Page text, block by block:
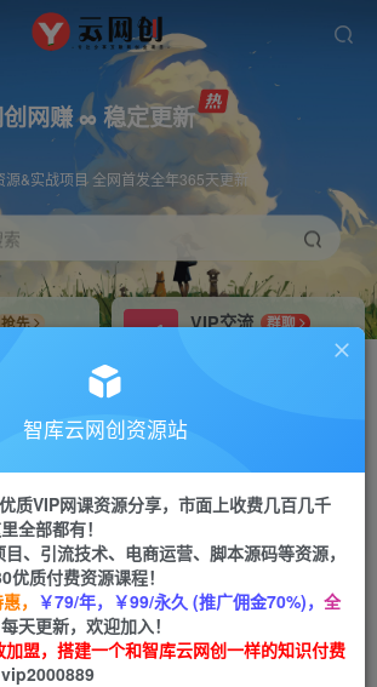
网赚 ∞ 稳定更新
源&实战项目 全网首发全年365天更新
抢先
VIP交流
群聊
研究探讨更多创业项目路子。
广链接
目
新
APP下载
GO
员免费 正文
川课，最新千川实操课，抖音卖
智库云网创资源站
质VIP网课资源分享，市面上收费几百几千
全部都有！
、引流技术、电商运营、脚本源码等资源，
质付费资源课程！
， ￥79/年，￥99/永久 (推广佣金70%)， 全
每天更新，欢迎加入！
盟，搭建一个和智库云网创一样的知识付费